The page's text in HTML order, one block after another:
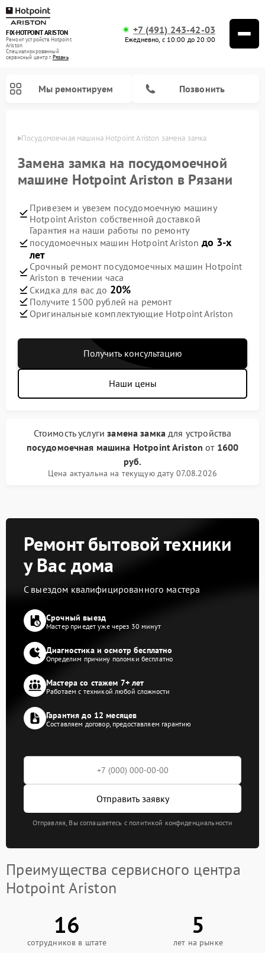
FIX-HOTPOINT ARISTON
Ремонт устройств Hotpoint
Ariston
Специализированный
cервисный центр г.Рязань
+7 (491) 243-42-03
Ежедневно, с 10:00 до 20:00
Мы ремонтируем Позвонить
Посудомоечная машина Hotpoint Ariston замена замка
Замена замка на посудомоечной
машине Hotpoint Ariston в Рязани
Привезем и увезем посудомоечную машину
Hotpoint Ariston собственной доставкой
Гарантия на наши работы по ремонту
посудомоечных машин Hotpoint Ariston до 3-х
лет
Срочный ремонт посудомоечных машин Hotpoint
Ariston в течении часа
Скидка для вас до 20%
Получите 1500 рублей на ремонт
Оригинальные комплектующие Hotpoint Ariston
Получить консультацию
Наши цены
Стоимость услугизамена замка для устройства
посудомоечная машина Hotpoint Ariston от 1600
руб.
Цена актуальна на текущую дату 07.08.2026
Ремонт бытовой техники
у Вас дома
С выездом квалифицированного мастера
Срочный выезд
Мастер приедет уже через 30 минут
Диагностика и осмотр бесплатно
Определим причину поломки бесплатно
Мастера со стажем 7+ лет
Работаем с техникой любой сложности
Гарантия до 12 месяцев
Составляем договор, предоставляем гарантию
Отправить заявку
Отправляя, Вы соглашаетесь с политикой конфиденциальности
Преимущества сервисного центра
Hotpoint Ariston
16
сотрудников в штате
5
лет на рынке